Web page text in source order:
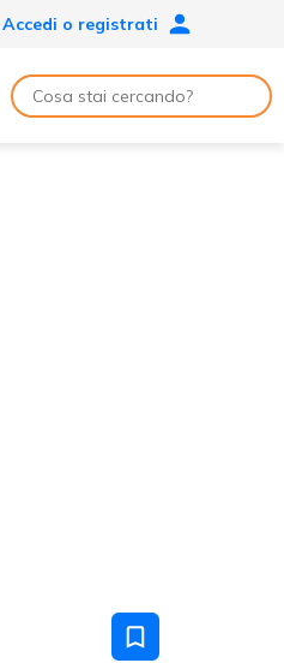
Accedi o registrati